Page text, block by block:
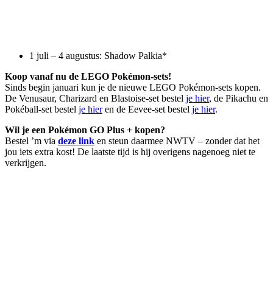
1 juli – 4 augustus: Shadow Palkia*
Koop vanaf nu de LEGO Pokémon-sets!
Sinds begin januari kun je de nieuwe LEGO Pokémon-sets kopen.
De Venusaur, Charizard en Blastoise-set bestel je hier, de Pikachu en
Pokéball-set bestel je hieren de Eevee-set bestel je hier.
Wil je een Pokémon GO Plus + kopen?
Bestel ’m via deze link en steun daarmee NWTV – zonder dat het
jou iets extra kost! De laatste tijd is hij overigens nagenoeg niet te
verkrijgen.